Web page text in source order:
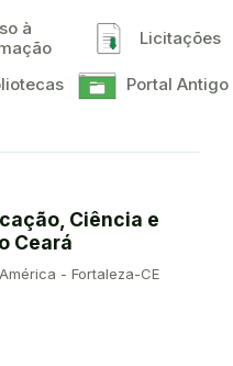
à
Licitações
Portal Antigo
Ciência e
Ceará
- Fortaleza-CE